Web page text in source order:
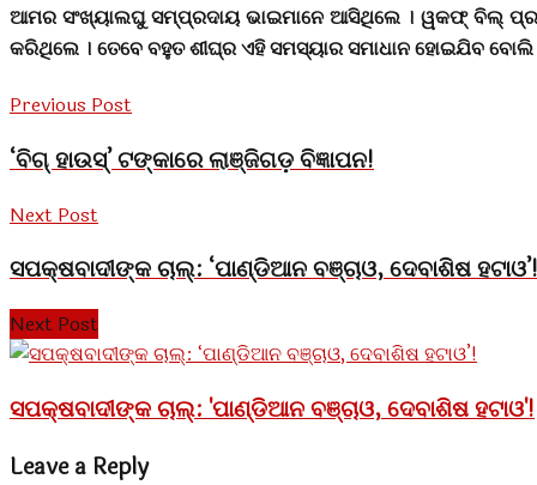
ଆମର ସଂଖ୍ୟାଲଘୁ ସମ୍ପ୍ରଦାୟ ଭାଇମାନେ ଆସିଥିଲେ । ୱକଫ୍ ବିଲ୍
କରିଥିଲେ । ତେବେ ବହୁତ ଶୀଘ୍ର ଏହି ସମସ୍ୟାର ସମାଧାନ ହୋଇଯିବ
Previous Post
‘ବିଗ୍ ହାଉସ୍’ ଟଙ୍କାରେ ଲାଞ୍ଜିଗଡ଼ ବିଜ୍ଞାପନ!
Next Post
ସପକ୍ଷବାଦୀଙ୍କ ଚାଲ୍: ‘ପାଣ୍ଡିଆନ ବଞ୍ଚାଓ, ଦେବାଶିଷ ହଟାଓ’!
Next Post
ସପକ୍ଷବାଦୀଙ୍କ ଚାଲ୍: 'ପାଣ୍ଡିଆନ ବଞ୍ଚାଓ, ଦେବାଶିଷ ହଟାଓ'!
Leave a Reply